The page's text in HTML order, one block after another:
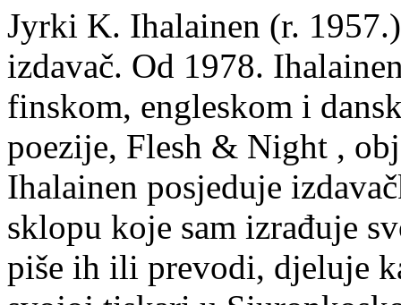
Jyrki K. Ihalainen (r.
izdavač. Od 1978.
finskom, engleskom i
poezije, Flesh & Night ,
Ihalainen posjeduje
sklopu koje sam izrađuje
piše ih ili prevodi, djeluje